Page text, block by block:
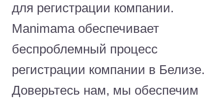
для регистрации компании.
Manimama обеспечивает
беспроблемный процесс
регистрации компании в Белизе.
Доверьтесь нам, мы обеспечим